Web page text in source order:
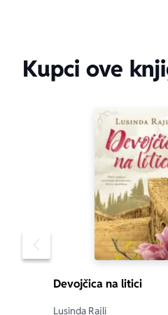
Kupci ove
Pomeranje sadržaja
Devojčica na litici
Lusinda Rajli